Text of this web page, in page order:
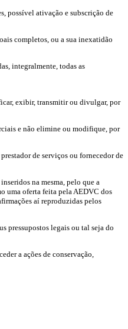
possível ativação e subscrição de
completos, ou a sua inexatidão
integralmente, todas as
exibir, transmitir ou divulgar, por
e não elimine ou modifique, por
de serviços ou fornecedor de
na mesma, pelo que a
uma oferta feita pela AEDVC dos
aí reproduzidas pelos
pressupostos legais ou tal seja do
a ações de conservação,